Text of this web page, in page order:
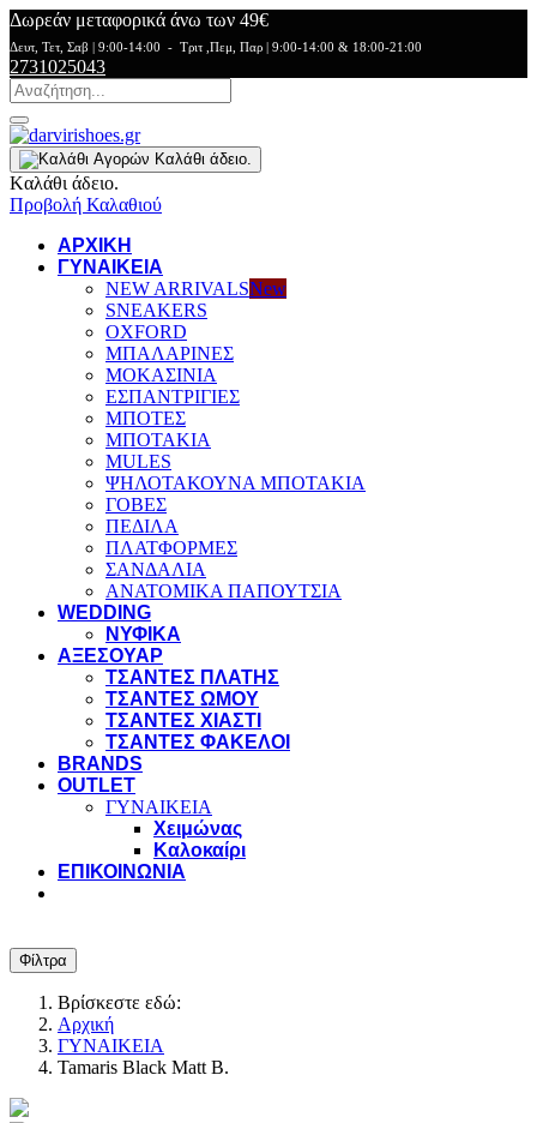
Δωρεάν μεταφορικά άνω των 49€
Δευτ, Τετ, Σαβ | 9:00-14:00 - Τριτ ,Πεμ, Παρ | 9:00-14:00 & 18:00-21:00
2731025043
Kαλάθι άδειο.
Kαλάθι άδειο.
Προβολή Καλαθιού
ΑΡΧΙΚΗ
ΓΥΝΑΙΚΕΙΑ
NEW ARRIVALSNew
SNEAKERS
OXFORD
ΜΠΑΛΑΡΙΝΕΣ
ΜΟΚΑΣΙΝΙΑ
ΕΣΠΑΝΤΡΙΓΙΕΣ
ΜΠΟΤΕΣ
ΜΠΟΤΑΚΙΑ
MULES
ΨΗΛΟΤΑΚΟΥΝΑ ΜΠΟΤΑΚΙΑ
ΓΟΒΕΣ
ΠΕΔΙΛΑ
ΠΛΑΤΦΟΡΜΕΣ
ΣΑΝΔΑΛΙΑ
ΑΝΑΤΟΜΙΚΑ ΠΑΠΟΥΤΣΙΑ
WEDDING
ΝΥΦΙΚΑ
ΑΞΕΣΟΥΑΡ
ΤΣΑΝΤΕΣ ΠΛΑΤΗΣ
ΤΣΑΝΤΕΣ ΩΜΟΥ
ΤΣΑΝΤΕΣ ΧΙΑΣΤΙ
ΤΣΑΝΤΕΣ ΦΑΚΕΛΟΙ
BRANDS
OUTLET
ΓΥΝΑΙΚΕΙΑ
Χειμώνας
Καλοκαίρι
ΕΠΙΚΟΙΝΩΝΙΑ
Φίλτρα
Βρίσκεστε εδώ:
Αρχική
ΓΥΝΑΙΚΕΙΑ
Tamaris Black Matt B.